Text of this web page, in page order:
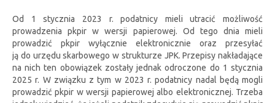
Od 1 stycznia 2023 r. podatnicy mieli utracić możliwość
prowadzenia pkpir w wersji papierowej. Od tego dnia mieli
prowadzić pkpir wyłącznie elektronicznie oraz przesyłać
ją do urzędu skarbowego w strukturze JPK. Przepisy nakładające
na nich ten obowiązek zostały jednak odroczone do 1 stycznia
2025 r. W związku z tym w 2023 r. podatnicy nadal będą mogli
prowadzić pkpir w wersji papierowej albo elektronicznej. Trzeba